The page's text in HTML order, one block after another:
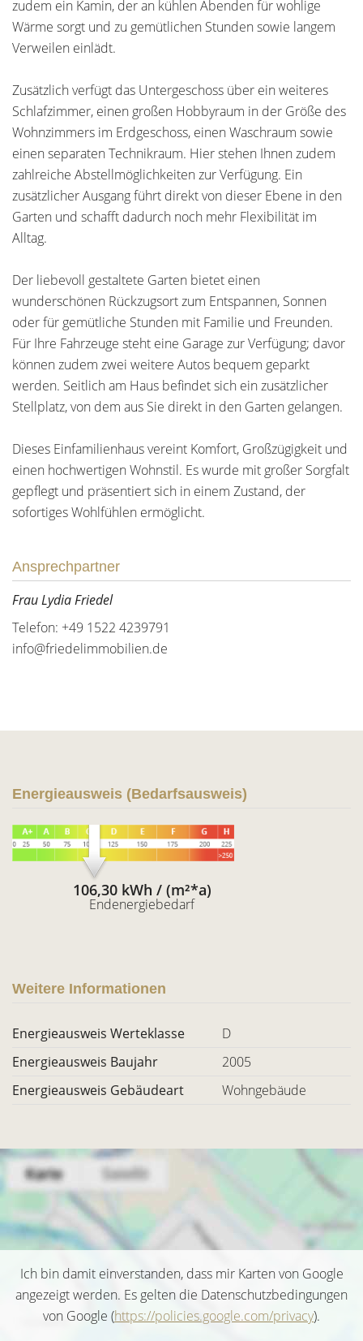
zudem ein Kamin, der an kühlen Abenden für wohlige
Wärme sorgt und zu gemütlichen Stunden sowie langem
Verweilen einlädt.
Zusätzlich verfügt das Untergeschoss über ein weiteres
Schlafzimmer, einen großen Hobbyraum in der Größe des
Wohnzimmers im Erdgeschoss, einen Waschraum sowie
einen separaten Technikraum. Hier stehen Ihnen zudem
zahlreiche Abstellmöglichkeiten zur Verfügung. Ein
zusätzlicher Ausgang führt direkt von dieser Ebene in den
Garten und schafft dadurch noch mehr Flexibilität im
Alltag.
Der liebevoll gestaltete Garten bietet einen
wunderschönen Rückzugsort zum Entspannen, Sonnen
oder für gemütliche Stunden mit Familie und Freunden.
Für Ihre Fahrzeuge steht eine Garage zur Verfügung; davor
können zudem zwei weitere Autos bequem geparkt
werden. Seitlich am Haus befindet sich ein zusätzlicher
Stellplatz, von dem aus Sie direkt in den Garten gelangen.
Dieses Einfamilienhaus vereint Komfort, Großzügigkeit und
einen hochwertigen Wohnstil. Es wurde mit großer Sorgfalt
gepflegt und präsentiert sich in einem Zustand, der
sofortiges Wohlfühlen ermöglicht.
Ansprechpartner
Frau Lydia Friedel
Telefon: +49 1522 4239791
info@friedelimmobilien.de
Energieausweis (Bedarfsausweis)
106,30 kWh / (m²*a)
Endenergiebedarf
Weitere Informationen
Energieausweis Werteklasse
D
Energieausweis Baujahr
2005
Energieausweis Gebäudeart
Wohngebäude
Ich bin damit einverstanden, dass mir Karten von Google
angezeigt werden. Es gelten die Datenschutzbedingungen
von Google (https://policies.google.com/privacy).